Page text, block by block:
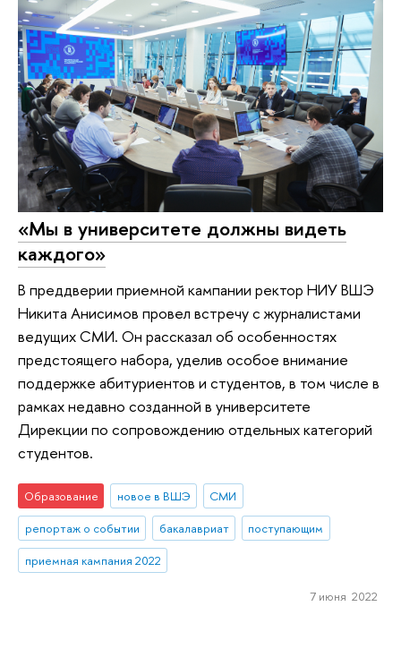
«Мы в университете должны видеть
каждого»
В преддверии приемной кампании ректор НИУ ВШЭ
Никита Анисимов провел встречу с журналистами
ведущих СМИ. Он рассказал об особенностях
предстоящего набора, уделив особое внимание
поддержке абитуриентов и студентов, в том числе в
рамках недавно созданной в университете
Дирекции по сопровождению отдельных категорий
студентов.
Образование новое в ВШЭ
СМИ
репортаж о событии
бакалавриат
поступающим
приемная кампания 2022
7 июня 2022